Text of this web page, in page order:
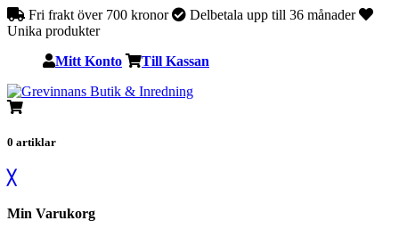
Fri frakt över 700 kronor
Delbetala upp till 36 månader
Unika produkter
Mitt Konto Till Kassan
0 artiklar
╳
Min Varukorg